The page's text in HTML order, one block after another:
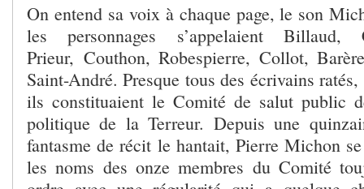
On entend sa voix à chaque page, le son
les personnages s’appelaient
Prieur, Couthon, Robespierre, Collot,
Saint-André. Presque tous des écrivains
ils constituaient le Comité de salut public
politique de la Terreur. Depuis une
fantasme de récit le hantait, Pierre Michon
les noms des onze membres du Comité